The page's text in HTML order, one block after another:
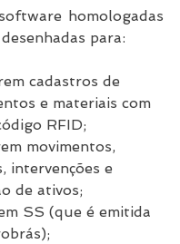
homologadas
para:
cadastros de
e materiais com
RFID;
movimentos,
intervenções e
de ativos;
SS (que é emitida